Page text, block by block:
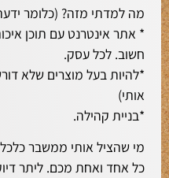
מה למדתי מזה? (כלומר
* אתר אינטרנט עם תוכן
חשוב. לכל עסק.
*להיות בעל מוצרים שלא
אותי)
*בניית קהילה.
מי שהציל אותי ממשבר